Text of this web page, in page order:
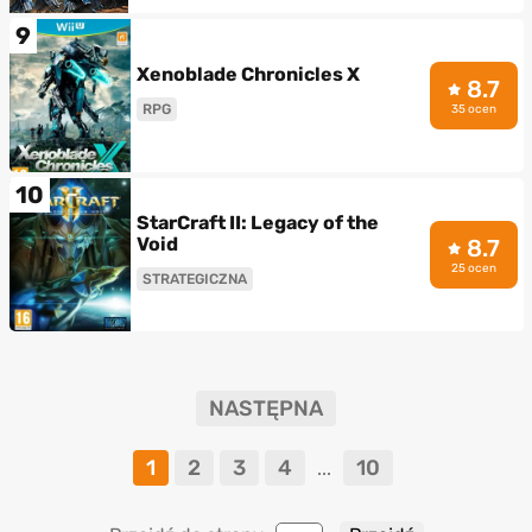
9
Xenoblade Chronicles X
RPG
8.7
35 ocen
10
StarCraft II: Legacy of the
Void
STRATEGICZNA
8.7
25 ocen
NASTĘPNA
1 2 3 4 ... 10